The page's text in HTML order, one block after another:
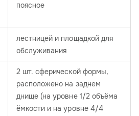
поясное
лестницей и площадкой для
обслуживания
2 шт. сферической формы,
расположено на заднем
днище (на уровне 1/2 объёма
ёмкости и на уровне 4/4